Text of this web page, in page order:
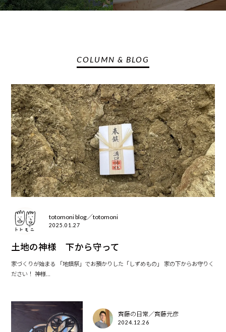
COLUMN & BLOG
totomoni blog／totomoni
2025.01.27
土地の神様 下から守って
家づくりが始まる 「地鎮祭」でお預かりした「しずめもの」 家の下からお守りく
ださい！ 神様...
齊藤の日常／齊藤元彦
2024.12.26